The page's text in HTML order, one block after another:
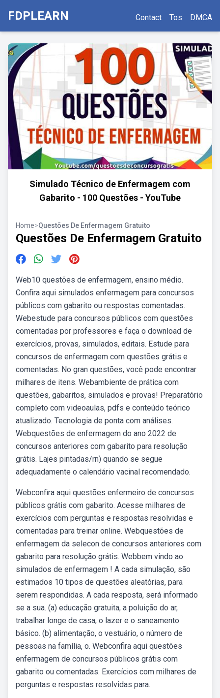
FDPLEARN Contact Tos DMCA
Simulado Técnico de Enfermagem com
Gabarito - 100 Questões - YouTube
Home>Questões De Enfermagem Gratuito
Questões De Enfermagem Gratuito
Web10 questões de enfermagem, ensino médio.
Confira aqui simulados enfermagem para concursos
públicos com gabarito ou respostas comentadas.
Webestude para concursos públicos com questões
comentadas por professores e faça o download de
exercícios, provas, simulados, editais. Estude para
concursos de enfermagem com questões grátis e
comentadas. No gran questões, você pode encontrar
milhares de itens. Webambiente de prática com
questões, gabaritos, simulados e provas! Preparatório
completo com videoaulas, pdfs e conteúdo teórico
atualizado. Tecnologia de ponta com análises.
Webquestões de enfermagem do ano 2022 de
concursos anteriores com gabarito para resolução
grátis. Lajes pintadas/rn) quando se segue
adequadamente o calendário vacinal recomendado.
Webconfira aqui questões enfermeiro de concursos
públicos grátis com gabarito. Acesse milhares de
exercícios com perguntas e respostas resolvidas e
comentadas para treinar online. Webquestões de
enfermagem da selecon de concursos anteriores com
gabarito para resolução grátis. Webbem vindo ao
simulados de enfermagem ! A cada simulação, são
estimados 10 tipos de questões aleatórias, para
serem respondidas. A cada resposta, será informado
se a sua. (a) educação gratuita, a poluição do ar,
trabalhar longe de casa, o lazer e o saneamento
básico. (b) alimentação, o vestuário, o número de
pessoas na família, o. Webconfira aqui questões
enfermagem de concursos públicos grátis com
gabarito ou comentadas. Exercícios com milhares de
perguntas e respostas resolvidas para.